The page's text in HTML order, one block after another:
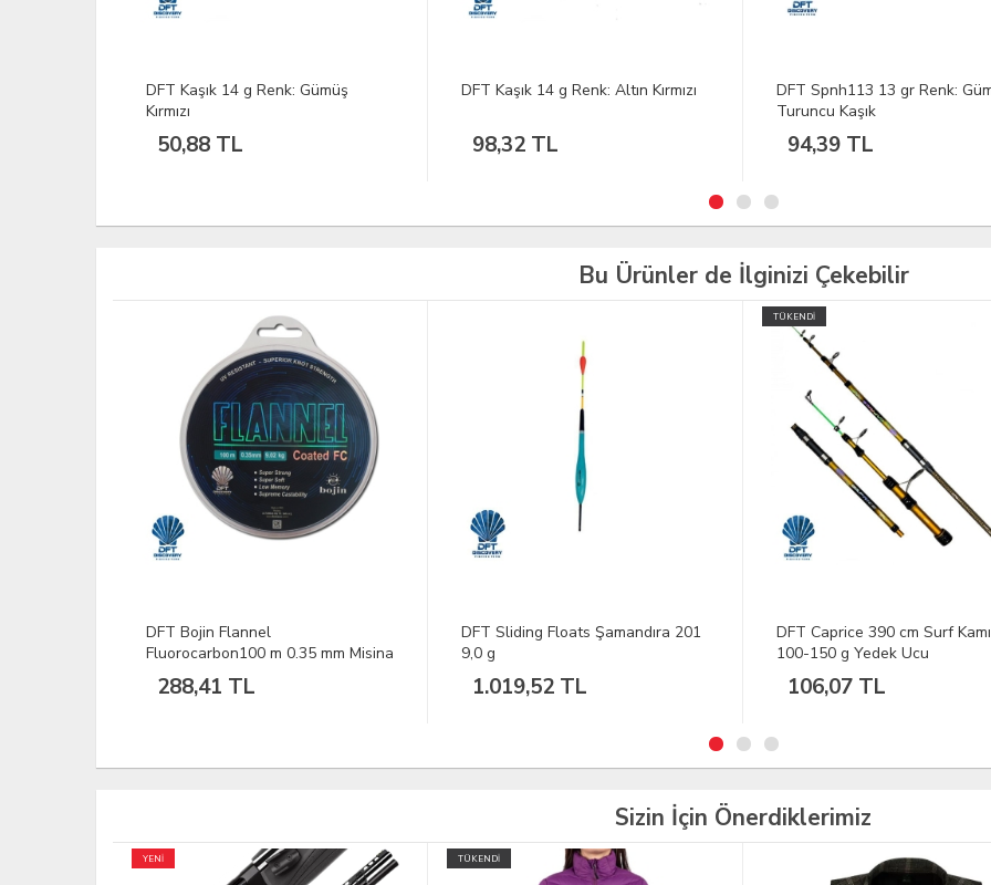
DFT Kaşık 14 g Renk: Altın Kırmızı
98,32 TL
DFT Spnh113 13 gr Renk: Gümüş-
94,39 TL
DFT NP60 Kaşık 14,8 g
57,18 TL
Bu Ürünler de İlginizi Çekebilir
DFT Sliding Floats Şamandıra 201
9,0 g
1.019,52 TL
DFT Caprice 390 cm Surf Kamışı
100-150 g Yedek Ucu
106,07 TL
TÜKENDİ
SPRO Troutmaster Trema
240UL 2-8G LRF Kamışı
3.952,33 TL
Sizin İçin Önerdiklerimiz
TÜKENDİ